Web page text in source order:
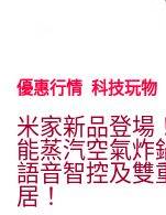
優惠行情 科技玩物
米家新品登場
能蒸汽空氣炸
語音智控及雙
居！